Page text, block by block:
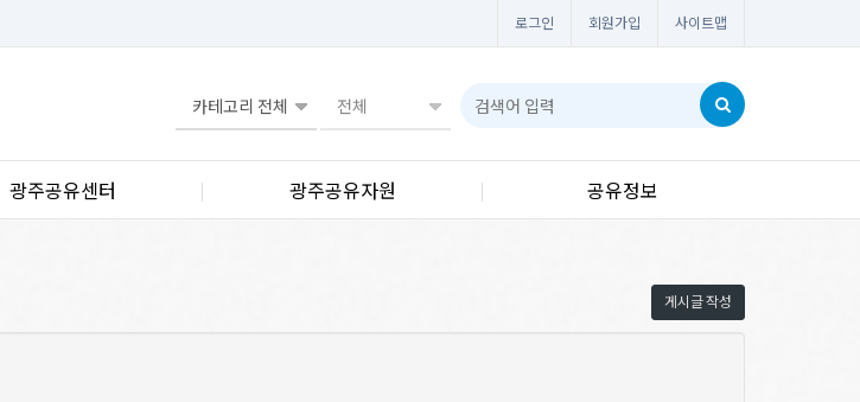
로그인 회원가입 사이트맵
광주공유센터 광주공유자원 공유정보
게시글 작성